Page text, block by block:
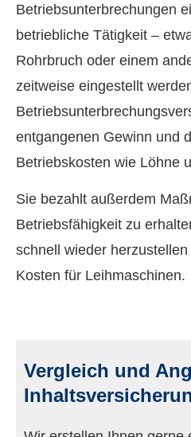
Betriebsunterbrechungen
betriebliche Tätigkeit –
Rohrbruch oder einem
zeitweise eingestellt
entgangenen Gewinn und
Betriebskosten wie Löhne
Sie bezahlt außerdem
Betriebsfähigkeit zu
schnell wieder
Kosten für Leihmaschinen.
Vergleich und